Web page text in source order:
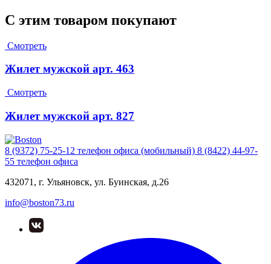
С этим товаром покупают
Смотреть
Жилет мужской арт. 463
Смотреть
Жилет мужской арт. 827
8 (9372) 75-25-12 телефон офиса (мобильный) 8 (8422) 44-97-
55 телефон офиса
432071, г. Ульяновск, ул. Буинская, д.26
info@boston73.ru